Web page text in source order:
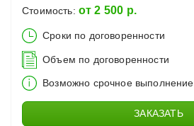
Стоимость: от 2 500 р.
Сроки по договоренности
Объем по договоренности
Возможно срочное выполнение
ЗАКАЗАТЬ